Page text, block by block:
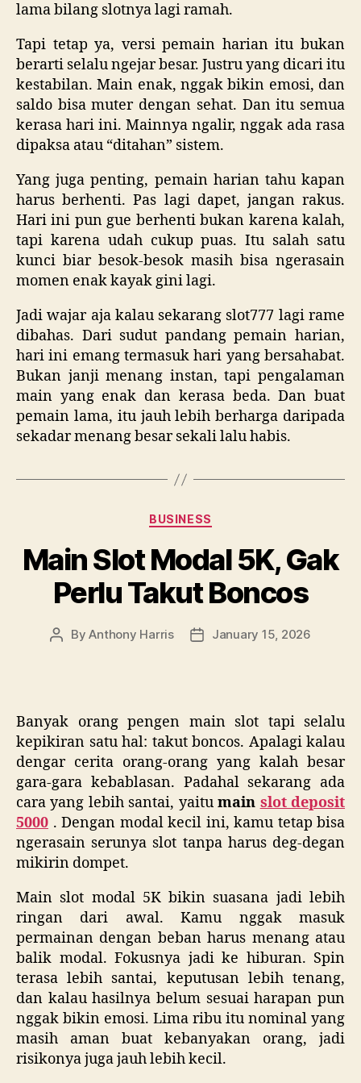
lama bilang slotnya lagi ramah.
Tapi tetap ya, versi pemain harian itu bukan
berarti selalu ngejar besar. Justru yang dicari itu
kestabilan. Main enak, nggak bikin emosi, dan
saldo bisa muter dengan sehat. Dan itu semua
kerasa hari ini. Mainnya ngalir, nggak ada rasa
dipaksa atau “ditahan” sistem.
Yang juga penting, pemain harian tahu kapan
harus berhenti. Pas lagi dapet, jangan rakus.
Hari ini pun gue berhenti bukan karena kalah,
tapi karena udah cukup puas. Itu salah satu
kunci biar besok-besok masih bisa ngerasain
momen enak kayak gini lagi.
Jadi wajar aja kalau sekarang slot777 lagi rame
dibahas. Dari sudut pandang pemain harian,
hari ini emang termasuk hari yang bersahabat.
Bukan janji menang instan, tapi pengalaman
main yang enak dan kerasa beda. Dan buat
pemain lama, itu jauh lebih berharga daripada
sekadar menang besar sekali lalu habis.
Categories
BUSINESS
Main Slot Modal 5K, Gak
Perlu Takut Boncos
PostByAnthony Harris
PostJanuary 15, 2026
Banyak orang pengen main slot tapi selalu
kepikiran satu hal: takut boncos. Apalagi kalau
dengar cerita orang-orang yang kalah besar
gara-gara kebablasan. Padahal sekarang ada
cara yang lebih santai, yaitumain slot deposit
5000 . Dengan modal kecil ini, kamu tetap bisa
ngerasain serunya slot tanpa harus deg-degan
mikirin dompet.
Main slot modal 5K bikin suasana jadi lebih
ringan dari awal. Kamu nggak masuk
permainan dengan beban harus menang atau
balik modal. Fokusnya jadi ke hiburan. Spin
terasa lebih santai, keputusan lebih tenang,
dan kalau hasilnya belum sesuai harapan pun
nggak bikin emosi. Lima ribu itu nominal yang
masih aman buat kebanyakan orang, jadi
risikonya juga jauh lebih kecil.